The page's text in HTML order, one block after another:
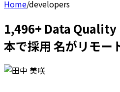
Home/developers
1,496+ Data
本で採用 名がリモー